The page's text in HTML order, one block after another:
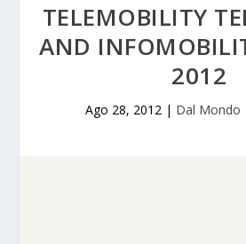
TELEMOBILITY
AND
2012
Ago 28, 2012| Dal Mondo